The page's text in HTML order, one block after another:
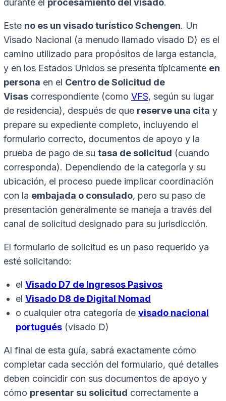
durante el procesamiento del visado.
Este no es un visado turístico Schengen. Un
Visado Nacional (a menudo llamado visado D) es el
camino utilizado para propósitos de larga estancia,
y en los Estados Unidos se presenta típicamente en
persona en el Centro de Solicitud de
Visas correspondiente (como VFS, según su lugar
de residencia), después de que reserve una cita y
prepare su expediente completo, incluyendo el
formulario correcto, documentos de apoyo y la
prueba de pago de su tasa de solicitud (cuando
corresponda). Dependiendo de la categoría y su
ubicación, el proceso puede implicar coordinación
con la embajada o consulado, pero su paso de
presentación generalmente se maneja a través del
canal de solicitud designado para su jurisdicción.
El formulario de solicitud es un paso requerido ya
esté solicitando:
el Visado D7 de Ingresos Pasivos
el Visado D8 de Digital Nomad
o cualquier otra categoría de visado nacional
portugués (visado D)
Al final de esta guía, sabrá exactamente cómo
completar cada sección del formulario, qué detalles
deben coincidir con sus documentos de apoyo y
cómo presentar su solicitud correctamente a